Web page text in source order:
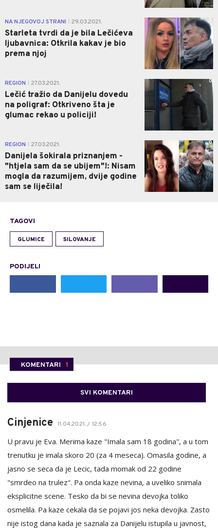
NA NJEGOVOJ STRANI 29.03.2021.
Starleta tvrdi da je bila Lečićeva
ljubavnica: Otkrila kakav je bio
prema njoj
0
REGION 27.03.2021.
Lečić tražio da Danijelu dovedu
na poligraf: Otkriveno šta je
glumac rekao u policiji!
0
REGION 27.03.2021.
Danijela šokirala priznanjem -
"htjela sam da se ubijem"!: Nisam
mogla da razumijem, dvije godine
sam se liječila!
0
TAGOVI
GLUMICE SILOVANJE
PODIJELI
KOMENTARI 1
SVI KOMENTARI
Cinjenice 11.04.2021. / 12:56
U pravu je Eva. Merima kaze "Imala sam 18 godina", a u tom
trenutku je imala skoro 20 (za 4 meseca). Omasila godine, a
jasno se seca da je Lecic, tada momak od 22 godine
"smrdeo na trulez". Pa onda kaze nevina, a uveliko snimala
eksplicitne scene. Tesko da bi se nevina devojka toliko
osmelila. Pa kaze cekala da se pojavi jos neka devojka. Zasto
nije istog dana kada je saznala za Danijelu istupila u javnost,